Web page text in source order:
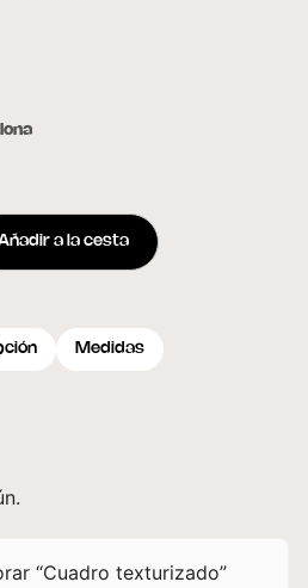
a la cesta
Medidas
“Cuadro texturizado”